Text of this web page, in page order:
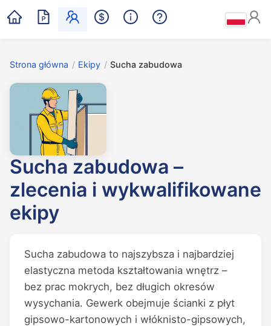
Strona główna / Ekipy / Sucha zabudowa
Sucha zabudowa –
zlecenia i wykwalifikowane
ekipy
Sucha zabudowa to najszybsza i najbardziej
elastyczna metoda kształtowania wnętrz –
bez prac mokrych, bez długich okresów
wysychania. Gewerk obejmuje ścianki z płyt
gipsowo-kartonowych i włóknisto-gipsowych,